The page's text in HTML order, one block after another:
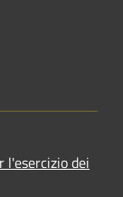
l'esercizio dei